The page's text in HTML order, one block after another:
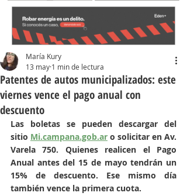
Patentes de autos municipalizados: este
viernes vence el pago anual con
descuento
María Kury
13 may 1 min de lectura
Las boletas se pueden descargar del
sitio Mi.campana.gob.ar o solicitar en Av.
Varela 750. Quienes realicen el Pago
Anual antes del 15 de mayo tendrán un
15% de descuento. Ese mismo día
también vence la primera cuota.